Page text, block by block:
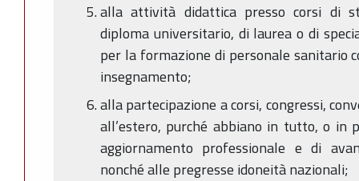
alla attività didattica presso corsi di
diploma universitario, di laurea o di
per la formazione di personale sanitario
insegnamento;
alla partecipazione a corsi, congressi,
all’estero, purché abbiano in tutto, o
aggiornamento professionale e di
nonché alle pregresse idoneità nazionali;